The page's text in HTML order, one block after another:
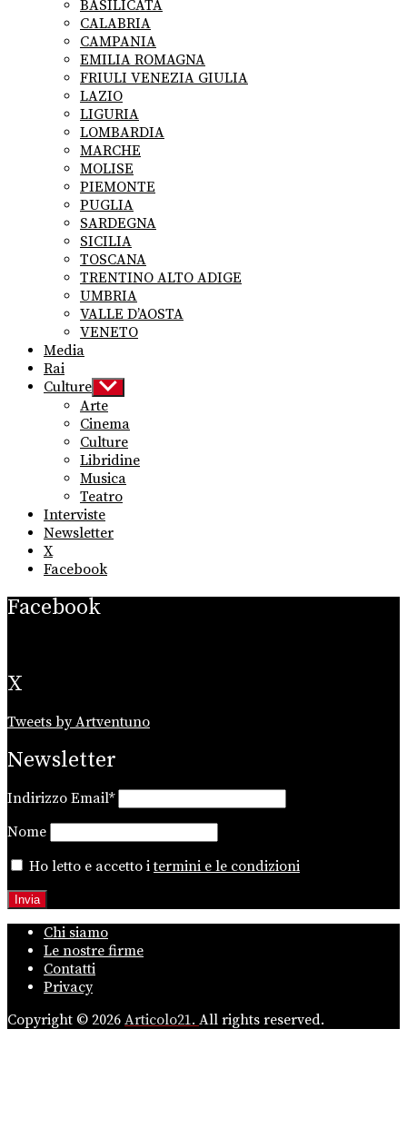
BASILICATA
CALABRIA
CAMPANIA
EMILIA ROMAGNA
FRIULI VENEZIA GIULIA
LAZIO
LIGURIA
LOMBARDIA
MARCHE
MOLISE
PIEMONTE
PUGLIA
SARDEGNA
SICILIA
TOSCANA
TRENTINO ALTO ADIGE
UMBRIA
VALLE D’AOSTA
VENETO
Media
Rai
Culture Show
sub
menu
Arte
Cinema
Culture
Libridine
Musica
Teatro
Interviste
Newsletter
X
Facebook
Facebook
X
Tweets by Artventuno
Newsletter
Indirizzo Email*
Nome
Ho letto e accetto itermini e le condizioni
Chi siamo
Le nostre firme
Contatti
Privacy
Copyright © 2026 Articolo21. All rights reserved.